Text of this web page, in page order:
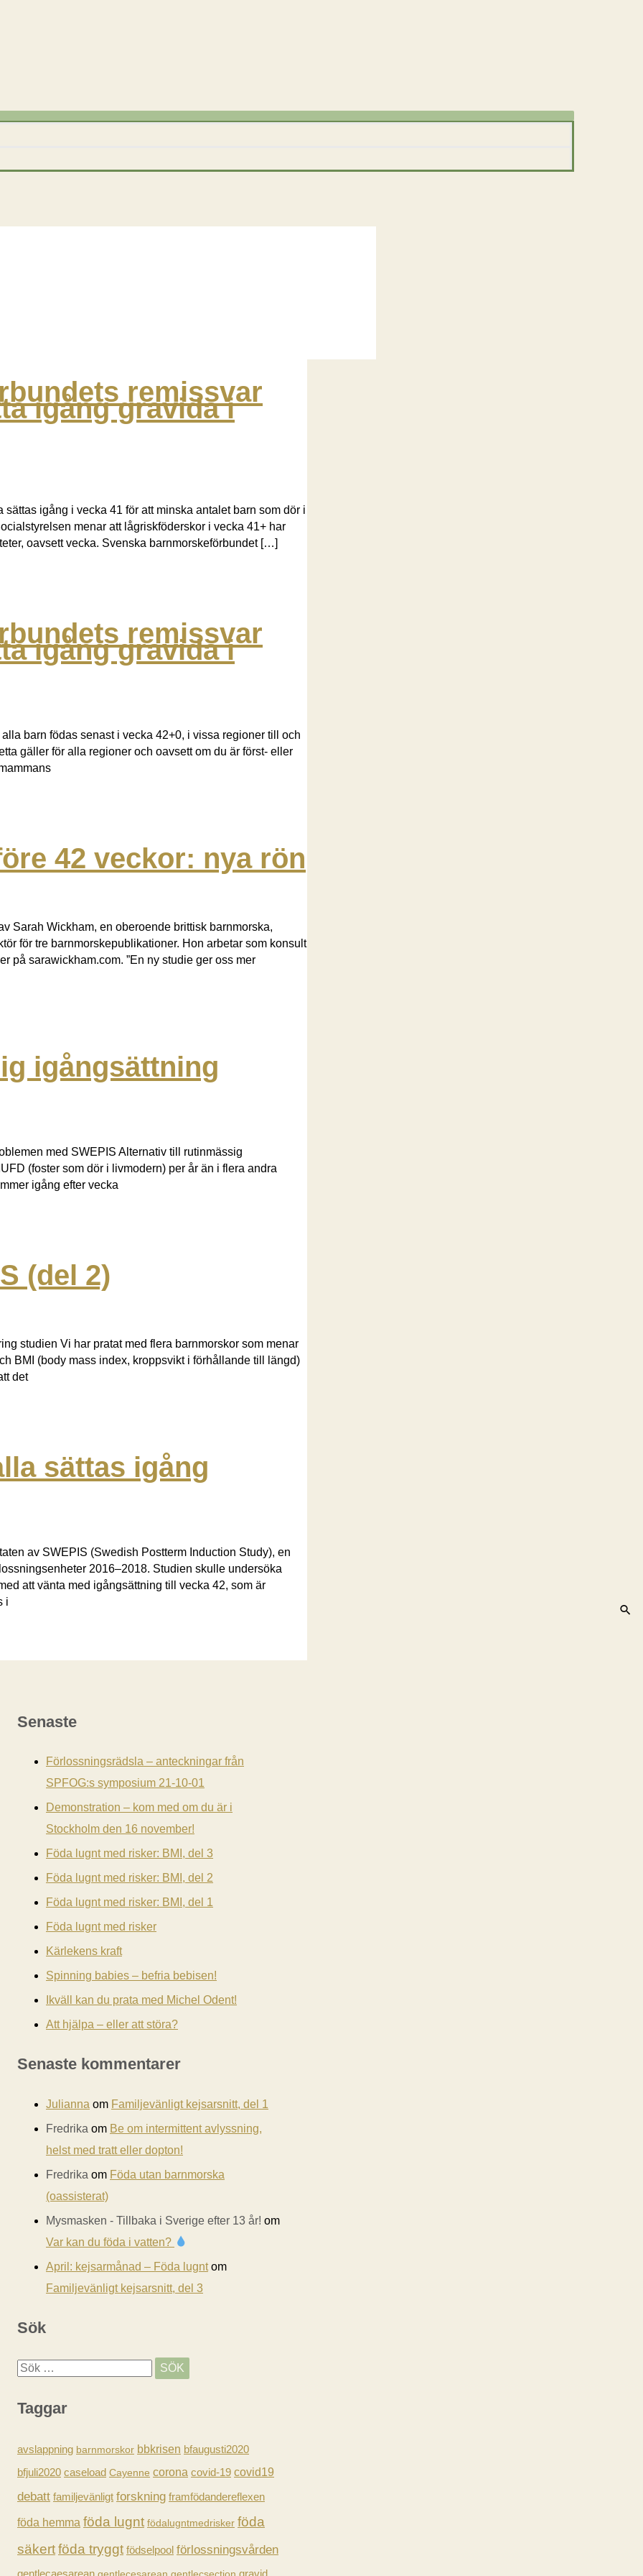
remissvar
igång gravida i
igång i vecka 41 för att minska antalet barn som dör i
menar att lågriskföderskor i vecka 41+ har
oavsett vecka. Svenska barnmorskeförbundet […]
remissvar
igång gravida i
barn födas senast i vecka 42+0, i vissa regioner till och
gäller för alla regioner och oavsett om du är först- eller
42 veckor: nya rön
Sarah Wickham, en oberoende brittisk barnmorska,
för tre barnmorskepublikationer. Hon arbetar som konsult
på sarawickham.com. ”En ny studie ger oss mer
igångsättning
med SWEPIS Alternativ till rutinmässig
(foster som dör i livmodern) per år än i flera andra
igång efter vecka
(del 2)
studien Vi har pratat med flera barnmorskor som menar
BMI (body mass index, kroppsvikt i förhållande till längd)
det
sättas igång
av SWEPIS (Swedish Postterm Induction Study), en
2016–2018. Studien skulle undersöka
att vänta med igångsättning till vecka 42, som är
i
Senaste
Förlossningsrädsla – anteckningar från
SPFOG:s symposium 21-10-01
Demonstration – kom med om du är i
Stockholm den 16 november!
Föda lugnt med risker: BMI, del 3
Föda lugnt med risker: BMI, del 2
Föda lugnt med risker: BMI, del 1
Föda lugnt med risker
Kärlekens kraft
Spinning babies – befria bebisen!
Ikväll kan du prata med Michel Odent!
Att hjälpa – eller att störa?
Senaste kommentarer
Julianna om Familjevänligt kejsarsnitt, del 1
Fredrika om Be om intermittent avlyssning,
helst med tratt eller dopton!
Fredrika om Föda utan barnmorska
(oassisterat)
Mysmasken - Tillbaka i Sverige efter 13 år! om
Var kan du föda i vatten?
April: kejsarmånad – Föda lugntom
Familjevänligt kejsarsnitt, del 3
Sök
S
k
e
r
:
Taggar
avslappning barnmorskor bbkrisen bfaugusti2020
bfjuli2020 caseload Cayenne corona covid-19 covid19
debatt familjevänligt forskning framfödandereflexen
föda hemma föda lugnt födalugntmedrisker föda
säkertföda tryggt födselpool förlossningsvården
gentlecaesarean gentlecesarean gentlecsection gravid